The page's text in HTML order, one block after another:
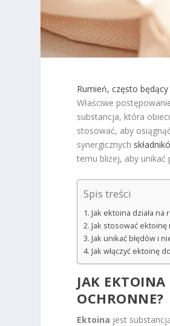
Rumień, często
Właściwe
substancja, która
stosować, aby
synergicznych
temu bliżej, aby unikać
Spis treści
Jak ektoina działa na
Jak stosować
Jak unikać błędów i
Jak włączyć ektoinę
JAK
OCHRONNE?
Ektoina jest